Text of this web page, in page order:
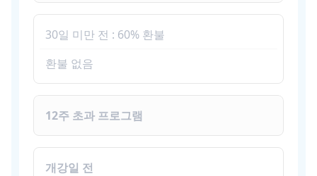
30일 미만 전 : 60% 환불
환불 없음
12주 초과 프로그램
개강일 전